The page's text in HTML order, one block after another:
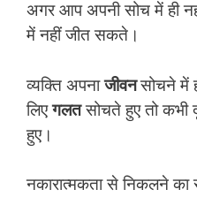
अगर आप अपनी सोच में ही
में नहीं जीत सकते।
व्यक्ति अपनाजीवनसोचने में
लिएगलतसोचते हुए तो कभी
हुए।
नकारात्मकता से निकलने